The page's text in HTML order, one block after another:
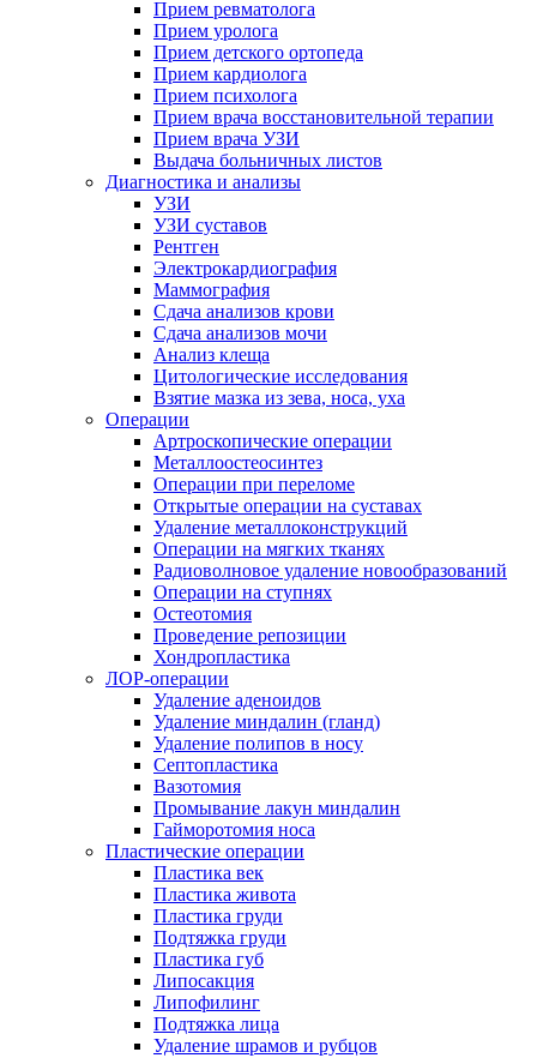
Прием ревматолога
Прием уролога
Прием детского ортопеда
Прием кардиолога
Прием психолога
Прием врача восстановительной терапии
Прием врача УЗИ
Выдача больничных листов
Диагностика и анализы
УЗИ
УЗИ суставов
Рентген
Электрокардиография
Маммография
Сдача анализов крови
Сдача анализов мочи
Анализ клеща
Цитологические исследования
Взятие мазка из зева, носа, уха
Операции
Артроскопические операции
Металлоостеосинтез
Операции при переломе
Открытые операции на суставах
Удаление металлоконструкций
Операции на мягких тканях
Радиоволновое удаление новообразований
Операции на ступнях
Остеотомия
Проведение репозиции
Хондропластика
ЛОР-операции
Удаление аденоидов
Удаление миндалин (гланд)
Удаление полипов в носу
Септопластика
Вазотомия
Промывание лакун миндалин
Гайморотомия носа
Пластические операции
Пластика век
Пластика живота
Пластика груди
Подтяжка груди
Пластика губ
Липосакция
Липофилинг
Подтяжка лица
Удаление шрамов и рубцов